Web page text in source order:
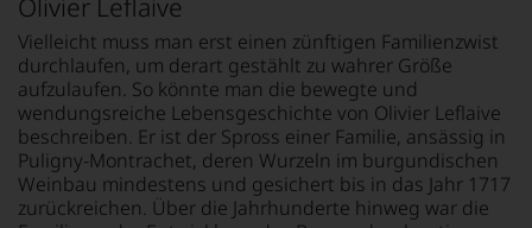
unseren
Aussendungen
oder
in
unserem
Webshop,
um
zu
13 % Vol.
Olivier Leflaive
Vielleicht muss man erst einen zünftigen Familienzwist
durchlaufen, um derart gestählt zu wahrer Größe
aufzulaufen. So könnte man die bewegte und
wendungsreiche Lebensgeschichte von Olivier Leflaive
beschreiben. Er ist der Spross einer Familie, ansässig in
Puligny-Montrachet, deren Wurzeln im burgundischen
Weinbau mindestens und gesichert bis in das Jahr 1717
zurückreichen. Über die Jahrhunderte hinweg war die